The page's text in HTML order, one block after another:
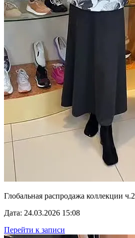
Глобальная распродажа коллекции ч.2
Дата: 24.03.2026 15:08
Перейти к записи